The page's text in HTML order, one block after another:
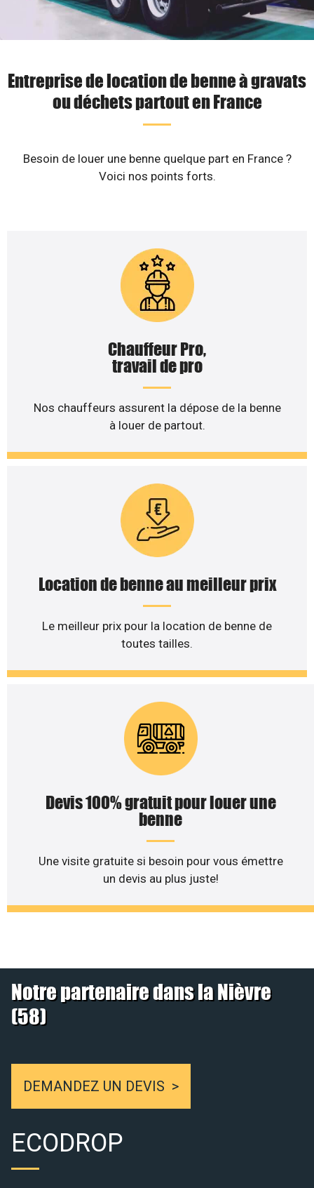
Entreprise de location de benne à gravats
ou déchets partout en France
Besoin de louer une benne quelque part en France ?
Voici nos points forts.
Chauffeur Pro,
travail de pro
Nos chauffeurs assurent la dépose de la benne
à louer de partout.
Location de benne au meilleur prix
Le meilleur prix pour la location de benne de
toutes tailles.
Devis 100% gratuit pour louer une
benne
Une visite gratuite si besoin pour vous émettre
un devis au plus juste!
Notre partenaire dans la Nièvre
(58)
DEMANDEZ UN DEVIS
ECODROP